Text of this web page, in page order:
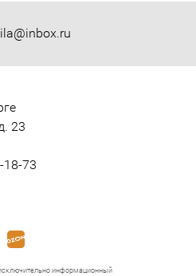
23
18-73
информационный